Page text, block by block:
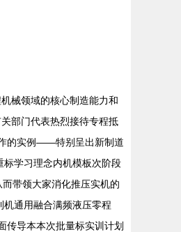
械领域的核心制造能力和
部门代表热烈接待专程抵
的实例——特别呈出新制道
学习理念内机模板次阶段
带领大家消化推压实机的
通用融合满频液压零程
导本本次批量标实训计划